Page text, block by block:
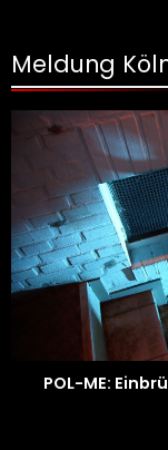
Meldung
POL-ME: